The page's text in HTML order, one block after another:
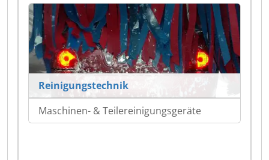
Reinigungstechnik
Maschinen- & Teilereinigungsgeräte